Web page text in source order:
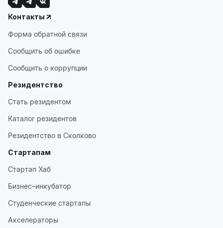
Контакты
Форма обратной связи
Сообщить об ошибке
Сообщить о коррупции
Резидентство
Стать резидентом
Каталог резидентов
Резидентство в Сколково
Стартапам
Стартап Хаб
Бизнес–инкубатор
Студенческие стартапы
Акселераторы